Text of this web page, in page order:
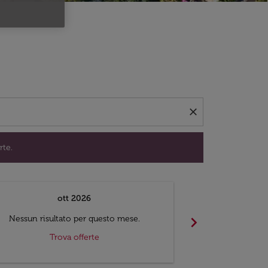
close
trovare offerte.
ott 2026
Nessun risultato per questo mese.
Trova offerte
chevron_right